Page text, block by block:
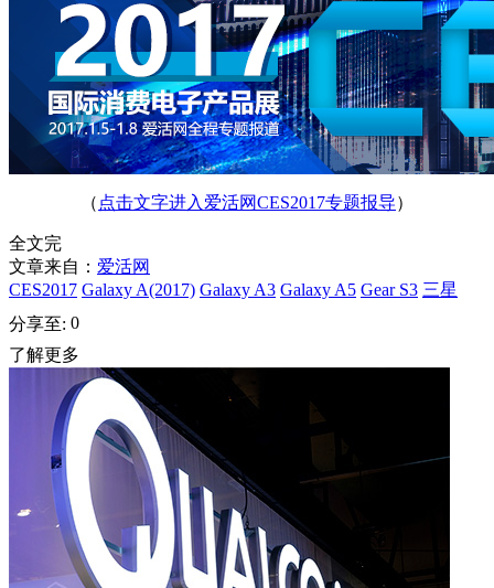
（ 点击文字进入爱活网CES2017专题报导）
全文完
文章来自： 爱活网
CES2017 Galaxy A(2017) Galaxy A3 Galaxy A5 Gear S3 三星
分享至: 0
了解更多